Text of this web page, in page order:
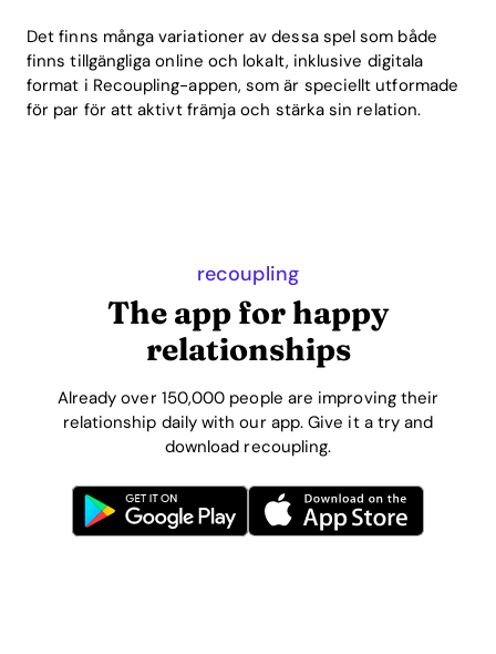
Det finns många variationer av dessa spel som både
finns tillgängliga online och lokalt, inklusive digitala
format i Recoupling-appen, som är speciellt utformade
för par för att aktivt främja och stärka sin relation.
recoupling
The app for happy
relationships
Already over 150,000 people are improving their
relationship daily with our app. Give it a try and
download recoupling.